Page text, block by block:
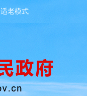
适老模式